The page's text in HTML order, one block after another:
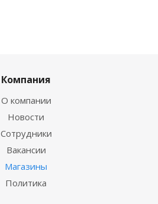
Компания
О компании
Новости
Сотрудники
Вакансии
Магазины
Политика